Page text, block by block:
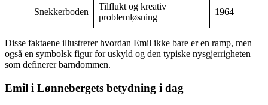
Snekkerboden
Tilflukt og kreativ
problemløsning
1964
Disse faktaene illustrerer hvordan Emil ikke bare er en ramp, men
også en symbolsk figur for uskyld og den typiske nysgjerrigheten
som definerer barndommen.
Emil i Lønnebergets betydning i dag